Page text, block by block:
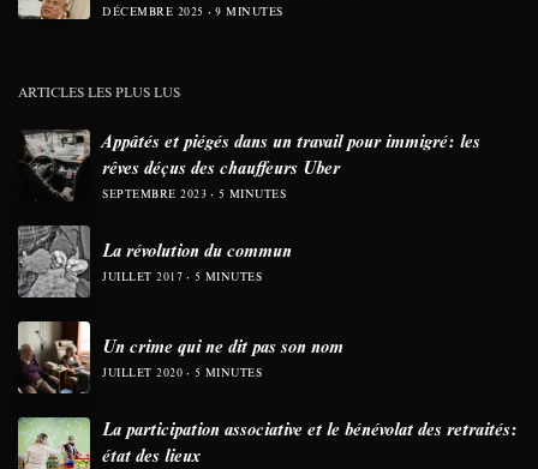
DÉCEMBRE 2025 9 MINUTES
ARTICLES LES PLUS LUS
Appâtés et piégés dans un travail pour immigré: les
rêves déçus des chauffeurs Uber
SEPTEMBRE 2023 5 MINUTES
La révolution du commun
JUILLET 2017 5 MINUTES
Un crime qui ne dit pas son nom
JUILLET 2020 5 MINUTES
La participation associative et le bénévolat des retraités:
état des lieux